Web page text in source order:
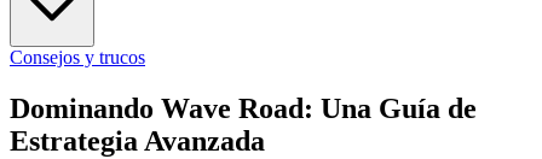
Consejos y trucos
Dominando Wave Road: Una Guía de
Estrategia Avanzada